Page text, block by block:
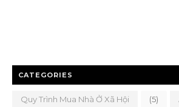
CATEGORIES
Quy Trình Mua Nhà Ở Xã Hội (5)